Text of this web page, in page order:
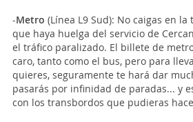
-Metro (Línea L9 Sud): No caigas en
que haya huelga del servicio de
el tráfico paralizado. El billete de
caro, tanto como el bus, pero para
quieres, seguramente te hará dar
pasarás por infinidad de paradas... y
con los transbordos que pudieras